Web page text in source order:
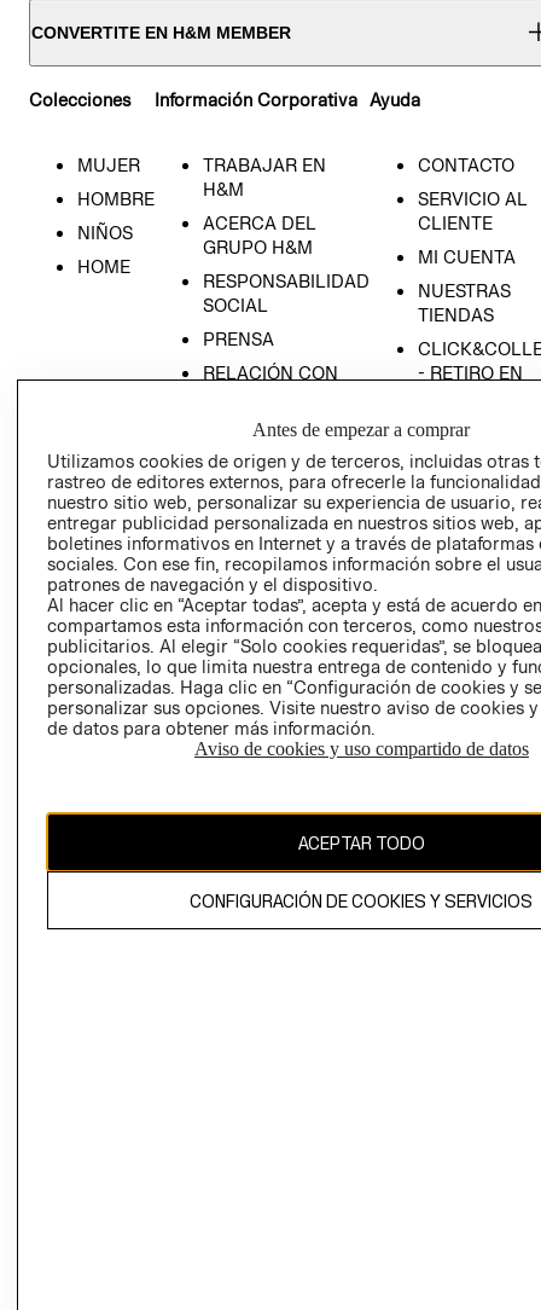
CONVERTITE EN H&M MEMBER
Colecciones
MUJER
HOMBRE
NIÑOS
HOME
Información Corporativa
TRABAJAR EN
H&M
ACERCA DEL
GRUPO H&M
RESPONSABILIDAD
SOCIAL
PRENSA
RELACIÓN CON
POLÍTICA
EMPRESARIAL
Ayuda
CONTACTO
SERVICIO AL
CLIENTE
MI CUENTA
NUESTRAS
TIENDAS
- RETIRO EN
TÉRMINOS Y
CONDICIONES
AVISO DE
PRIVACIDAD
GIFT CARD
COOKIES
CAMBIAR REGIÓN
El contenido de esta página web está protegido por copyright y es
Antes de empezar a comprar
Utilizamos cookies de origen y de terceros, incluidas otras
rastreo de editores externos, para ofrecerle la
nuestro sitio web, personalizar su experiencia de usuario,
entregar publicidad personalizada en nuestros sitios web,
boletines informativos en Internet y a través de plataformas
sociales. Con ese fin, recopilamos información sobre el
patrones de navegación y el dispositivo.
Al hacer clic en “Aceptar todas”, acepta y está de acuerdo
compartamos esta información con terceros, como
publicitarios. Al elegir “Solo cookies requeridas”, se
opcionales, lo que limita nuestra entrega de contenido y
personalizadas. Haga clic en “Configuración de cookies y
personalizar sus opciones. Visite nuestro aviso de cookies
de datos para obtener más información.
Aviso de cookies y uso compartido de datos
ACEPTAR TODO
CONFIGURACIÓN DE COOKIES Y SERVICIOS